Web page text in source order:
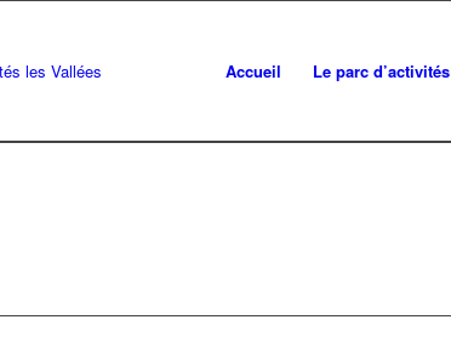
Accueil Le parc d’activités